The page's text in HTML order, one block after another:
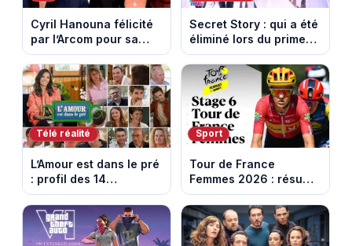
Cyril Hanouna félicité
par l’Arcom pour sa
maîtrise de l’antenne
face aux propos de
Delphine Wespiser sur
le cancer
Secret Story : qui a été
éliminé lors du prime
du 6 août 2026 sur
TMC ?
Télé réalité
L’Amour est dans le pré
: profil des 14
agriculteurs, speed
dating inédit et de
nouvelles histoires
d’amour
Sport
Tour de France
Femmes 2026 : résumé
vidéo de la 6e étape
entre Montbrison et
Tournon-sur-Rhône